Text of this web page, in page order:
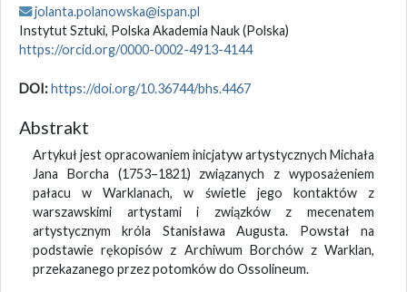
jolanta.polanowska@ispan.pl
Instytut Sztuki, Polska Akademia Nauk(Polska)
https://orcid.org/0000-0002-4913-4144
DOI:https://doi.org/10.36744/bhs.4467
Abstrakt
Artykuł jest opracowaniem inicjatyw artystycznych Michała
Jana Borcha (1753–1821) związanych z wyposażeniem
pałacu w Warklanach, w świetle jego kontaktów z
warszawskimi artystami i związków z mecenatem
artystycznym króla Stanisława Augusta. Powstał na
podstawie rękopisów z Archiwum Borchów z Warklan,
przekazanego przez potomków do Ossolineum.